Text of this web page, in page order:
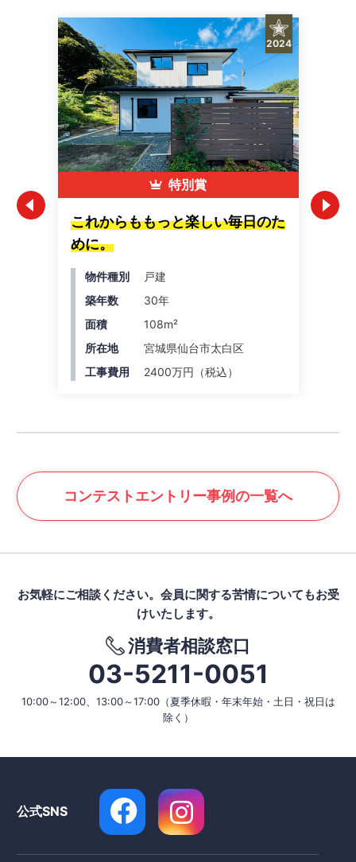
2024
特別賞
これからももっと楽しい毎日のた
めに。
物件種別
戸建
築年数
30年
面積
108m²
所在地
宮城県仙台市太白区
工事費用
2400万円（税込）
コンテストエントリー事例の一覧へ
お気軽にご相談ください。 会員に関する苦情についてもお受
けいたします。
消費者相談窓口
03-5211-0051
10:00～12:00、13:00～17:00（夏季休暇・年末年始・土日・祝日は
除く）
公式SNS